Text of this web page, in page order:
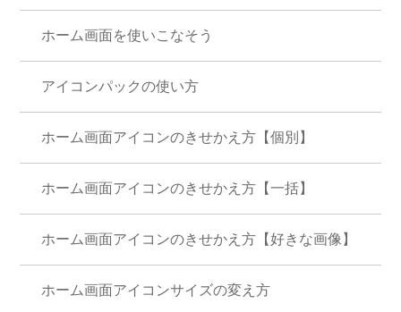
ホーム画面を使いこなそう
アイコンパックの使い方
ホーム画面アイコンのきせかえ方【個別】
ホーム画面アイコンのきせかえ方【一括】
ホーム画面アイコンのきせかえ方【好きな画像】
ホーム画面アイコンサイズの変え方